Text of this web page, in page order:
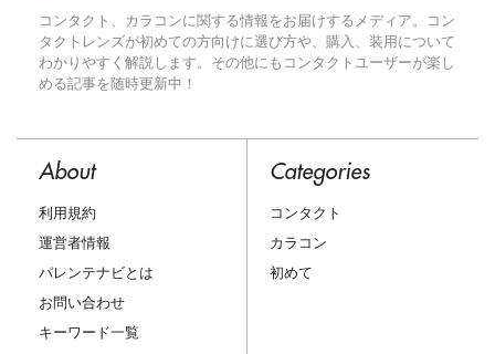
コンタクト、カラコンに関する情報をお届けするメディア。コン
タクトレンズが初めての方向けに選び方や、購入、装用について
わかりやすく解説します。その他にもコンタクトユーザーが楽し
める記事を随時更新中！
About
利用規約
運営者情報
パレンテナビとは
お問い合わせ
キーワード一覧
Categories
コンタクト
カラコン
初めて